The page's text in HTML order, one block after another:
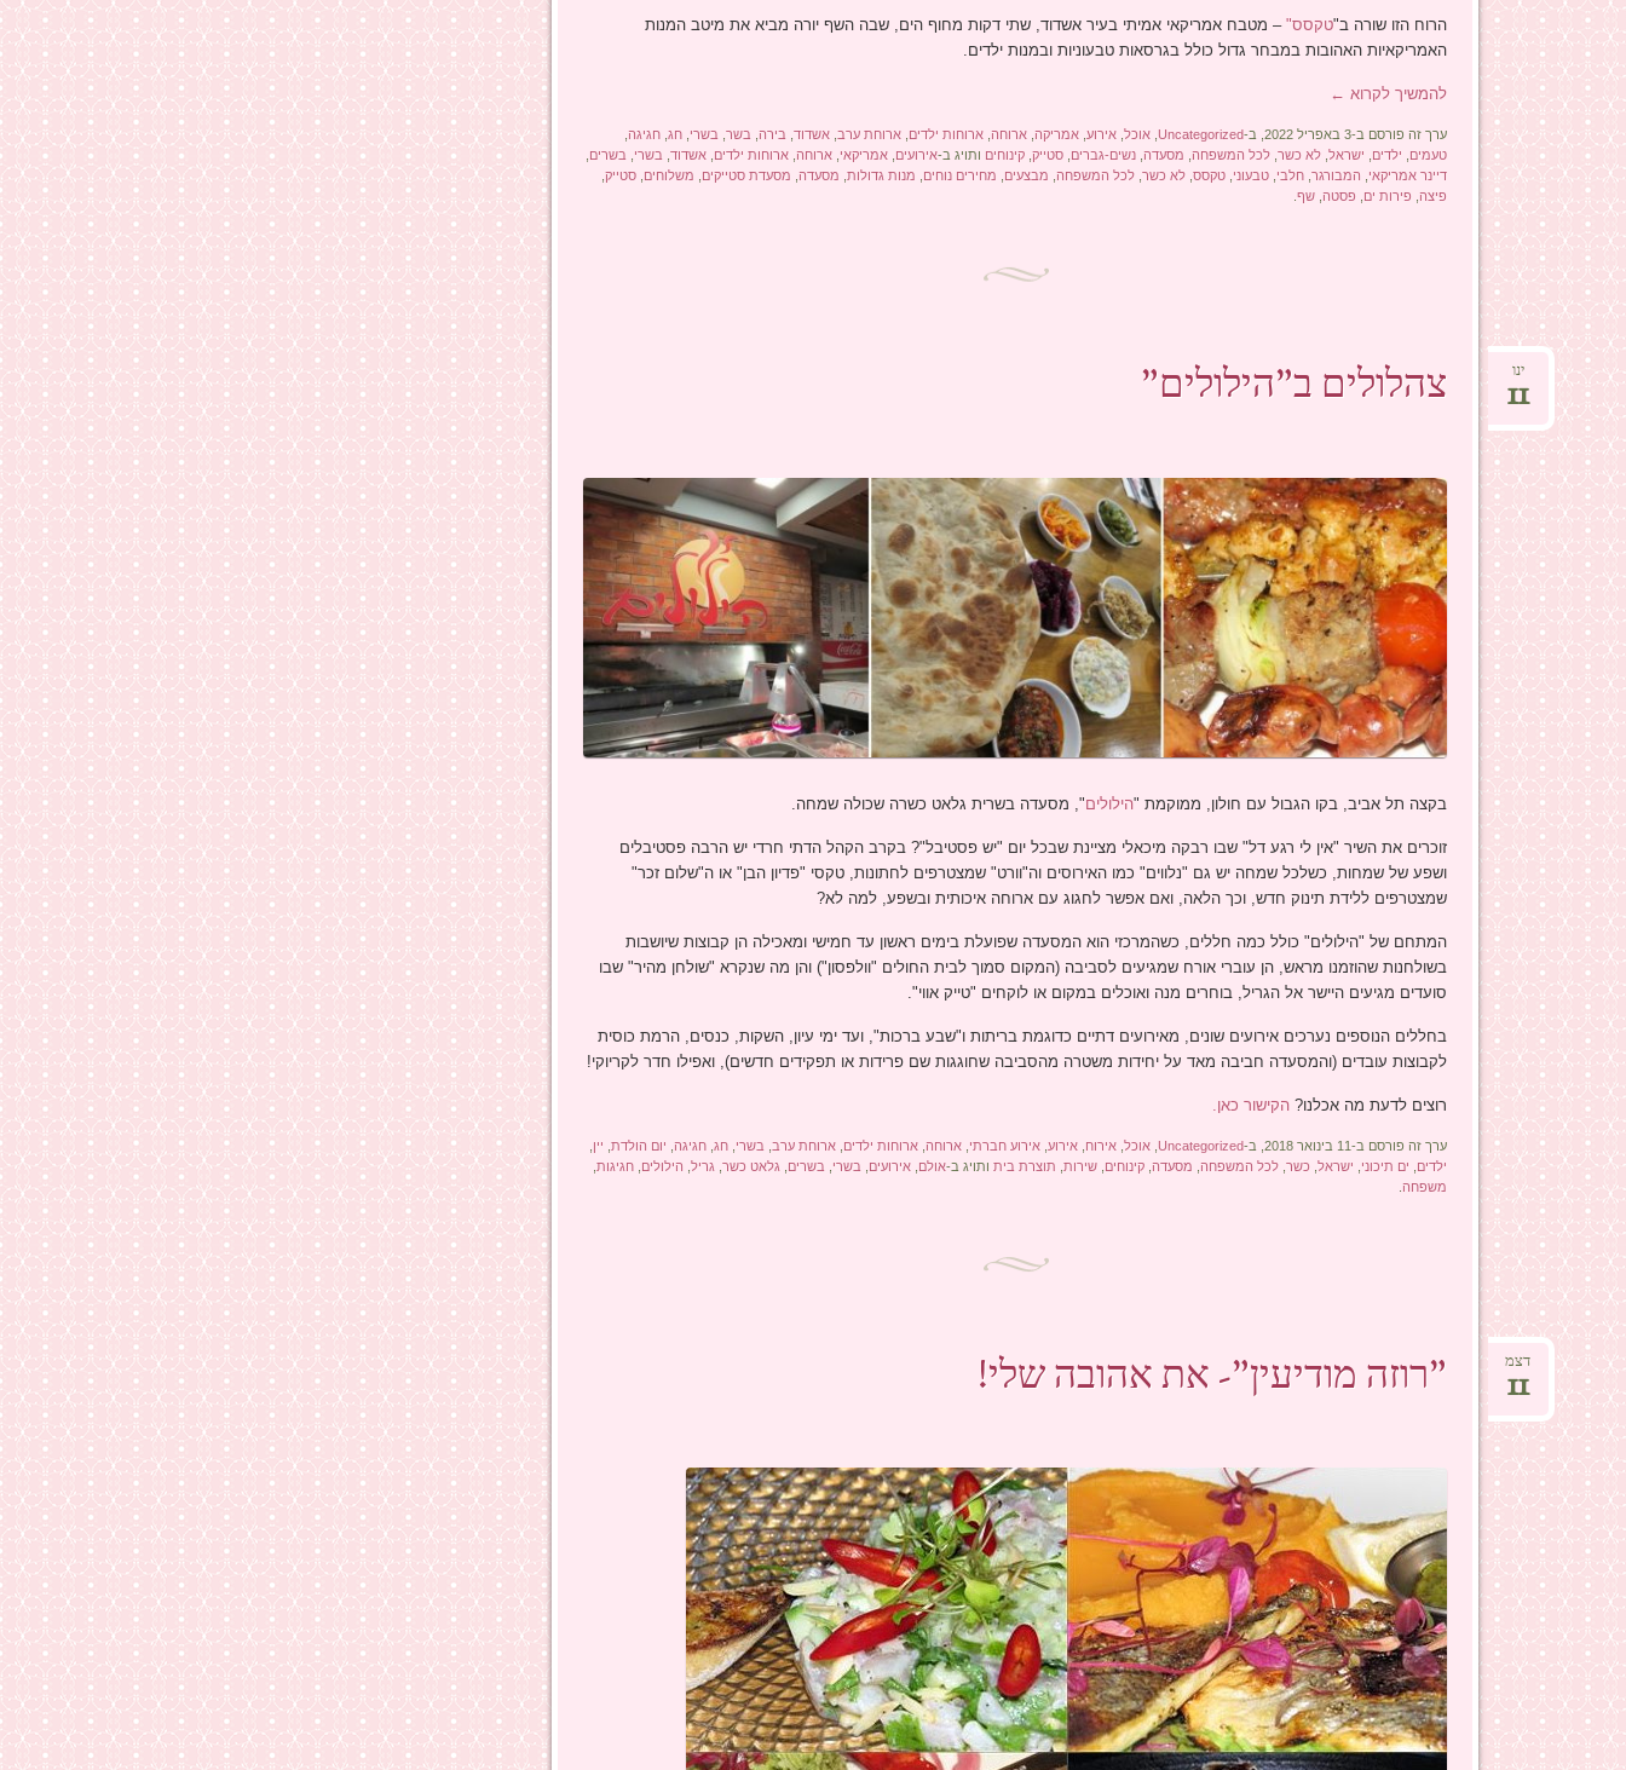
הרוח הזו שורה ב"טקסס"– מטבח אמריקאי אמיתי בעיר אשדוד, שתי דקות מחוף הים, שבה השף יורה מביא את מיטב המנות
האמריקאיות האהובות במבחר גדול כולל בגרסאות טבעוניות ובמנות ילדים.
להמשיך לקרוא ←
ערך זה פורסם ב-3 באפריל 2022, ב- Uncategorized אוכל, אירוע, אמריקה, ארוחה, ארוחות ילדים ארוחת ערב, אשדוד, בירה, בשר, בשרי חג, חגיגה,
טעמים
ילדים ישראל, לא כשר, לכל המשפחה, מסעדה, נשים-גברים סטייק, קינוחים ותויג ב-אירועים אמריקאי ארוחה, ארוחות ילדים אשדוד, בשרי בשרים
דיינר אמריקאי
המבורגר, חלבי טבעוני טקסס, לא כשר, לכל המשפחה, מבצעים מחירים נוחים מנות גדולות, מסעדה, מסעדת סטייקים משלוחים סטייק,
פיצה, פירות ים פסטה, שף.
צהלולים ב"הילולים" ינו
11
בקצה תל אביב, בקו הגבול עם חולון, ממוקמת "הילולים", מסעדה בשרית גלאט כשרה שכולה שמחה.
זוכרים את השיר "אין לי רגע דל" שבו רבקה מיכאלי מציינת שבכל יום "יש פסטיבל"? בקרב הקהל הדתי חרדי יש הרבה פסטיבלים
ושפע של שמחות, כשלכל שמחה יש גם "נלווים" כמו האירוסים וה"וורט" שמצטרפים לחתונות, טקסי "פדיון הבן" או ה"שלום זכר"
שמצטרפים ללידת תינוק חדש, וכך הלאה, ואם אפשר לחגוג עם ארוחה איכותית ובשפע, למה לא?
המתחם של "הילולים" כולל כמה חללים, כשהמרכזי הוא המסעדה שפועלת בימים ראשון עד חמישי ומאכילה הן קבוצות שיושבות
בשולחנות שהוזמנו מראש, הן עוברי אורח שמגיעים לסביבה (המקום סמוך לבית החולים "וולפסון") והן מה שנקרא "שולחן מהיר" שבו
סועדים מגיעים היישר אל הגריל, בוחרים מנה ואוכלים במקום או לוקחים "טייק אווי".
בחללים הנוספים נערכים אירועים שונים, מאירועים דתיים כדוגמת בריתות ו"שבע ברכות", ועד ימי עיון, השקות, כנסים, הרמת כוסית
לקבוצות עובדים (והמסעדה חביבה מאד על יחידות משטרה מהסביבה שחוגגות שם פרידות או תפקידים חדשים), ואפילו חדר לקריוקי!
רוצים לדעת מה אכלנו? הקישור כאן.
ערך זה פורסם ב-11 בינואר 2018, ב- Uncategorized אוכל, אירוח אירוע, אירוע חברתי ארוחה, ארוחות ילדים ארוחת ערב, בשרי חג, חגיגה, יום הולדת, יין
ילדים
ים תיכוני ישראל, כשר, לכל המשפחה, מסעדה, קינוחים שירות, תוצרת ביתותויג ב-אולם אירועים בשרי בשרים גלאט כשר, גריל, הילולים חגיגות,
משפחה.
"רוזה מודיעין"- את אהובה שלי! דצמ
11